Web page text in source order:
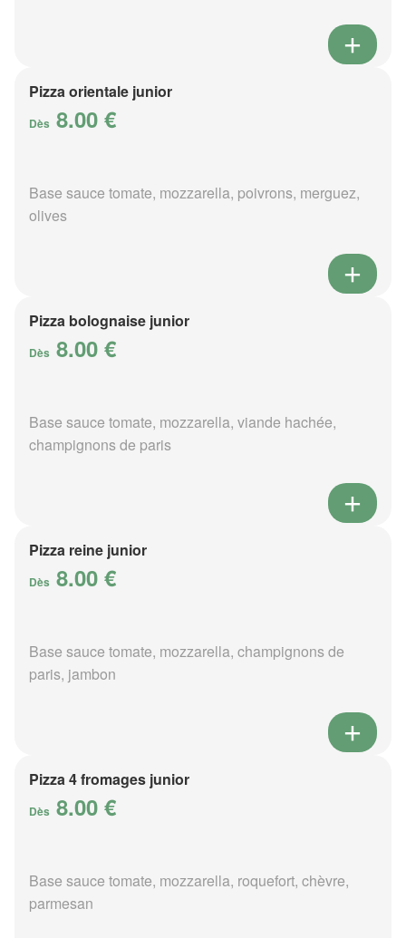
Pizza orientale junior
Dès 8.00 €
Base sauce tomate, mozzarella, poivrons, merguez,
olives
Pizza bolognaise junior
Dès 8.00 €
Base sauce tomate, mozzarella, viande hachée,
champignons de paris
Pizza reine junior
Dès 8.00 €
Base sauce tomate, mozzarella, champignons de
paris, jambon
Pizza 4 fromages junior
Dès 8.00 €
Base sauce tomate, mozzarella, roquefort, chèvre,
parmesan